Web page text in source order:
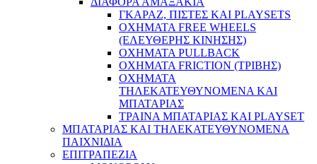
ΓΚΑΡΑΖ, ΠΙΣΤΕΣ ΚΑΙ PLAYSETS
ΟΧΗΜΑΤΑ FREE WHEELS
(ΕΛΕΥΘΕΡΗΣ ΚΙΝΗΣΗΣ)
ΟΧΗΜΑΤΑ PULLBACK
ΟΧΗΜΑΤΑ FRICTION (ΤΡΙΒΗΣ)
ΟΧΗΜΑΤΑ
ΤΗΛΕΚΑΤΕΥΘΥΝΟΜΕΝΑ ΚΑΙ
ΜΠΑΤΑΡΙΑΣ
ΤΡΑΙΝΑ ΜΠΑΤΑΡΙΑΣ ΚΑΙ PLAYSET
ΜΠΑΤΑΡΙΑΣ ΚΑΙ ΤΗΛΕΚΑΤΕΥΘΥΝΟΜΕΝΑ
ΠΑΙΧΝΙΔΙΑ
ΕΠΙΤΡΑΠΕΖΙΑ